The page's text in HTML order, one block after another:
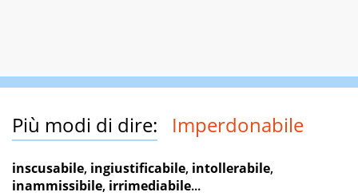
Più modi di dire: Imperdonabile
inscusabile, ingiustificabile, intollerabile,
inammissibile, irrimediabile...